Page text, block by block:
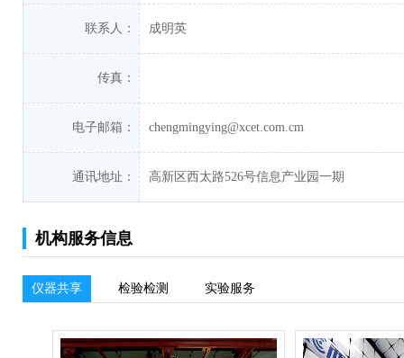
联系人： 成明英
传真：
电子邮箱： chengmingying@xcet.com.cm
通讯地址： 高新区西太路526号信息产业园一期
机构服务信息
仪器共享 检验检测 实验服务